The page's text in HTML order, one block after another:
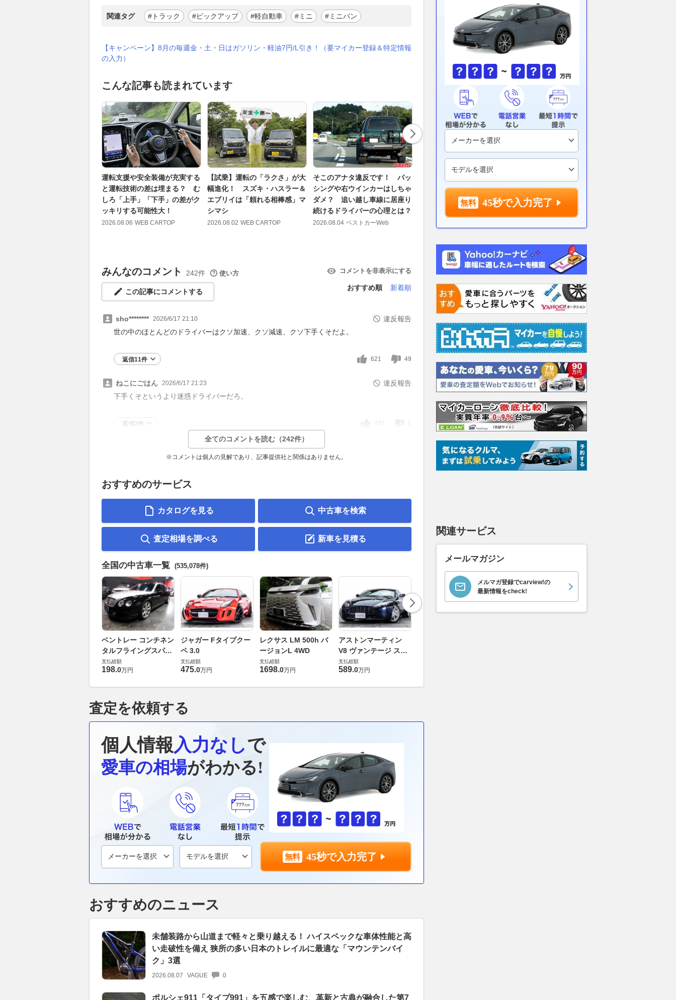
関連タグ #トラック #ピックアップ #軽自動車 #ミニ #ミニバン
【キャンペーン】8月の毎週金・土・日はガソリン・軽油7円/L引き！（要マイカー登録＆特定情報
の入力）
こんな記事も読まれています
運転支援や安全装備が充実する
と運転技術の差は埋まる？ む
しろ「上手」「下手」の差がク
ッキリする可能性大！
2026.08.06 WEB CARTOP
【試乗】運転の「ラクさ」が大
幅進化！ スズキ・ハスラー＆
エブリイは「頼れる相棒感」マ
シマシ
2026.08.02 WEB CARTOP
そこのアナタ違反です！ パッ
シングや右ウインカーはしちゃ
ダメ？ 追い越し車線に居座り
続けるドライバーの心理とは？
2026.08.04 ベストカーWeb
ン!! “知らなった”じゃすまさ
れない!? 違反は「青切符」の
ァーストカー化した軽自動
車！ 最新ターボ＆EVモデル
みんなのコメント 242件 使い方 コメントを非表示にする
この記事にコメントする
おすすめ順 新着順
sho******** 2026/6/17 21:10
違反報告
世の中のほとんどのドライバーはクソ加速、クソ減速、クソ下手くそだよ。
返信11件 621 49
ねこにごはん 2026/6/17 21:23
違反報告
下手くそというより迷惑ドライバーだろ。
返信2件 487
全てのコメントを読む（242件）
※コメントは個人の見解であり、記事提供社と関係はありません。
おすすめのサービス
カタログを見る 中古車を検索
査定相場を調べる 新車を見積る
全国の中古車一覧 (535,078件)
ベントレー コンチネン
タルフライングスパー
6.0 4WD
支払総額
198.0万円
ジャガー Fタイプクー
ペ 3.0
支払総額
475.0万円
レクサス LM 500h バ
ージョンL 4WD
支払総額
1698.0万円
アストンマーティン
V8 ヴァンテージ スポ
ーツシフト
支払総額
589.0万円
査定を依頼する
個人情報入力なしで
愛車の相場がわかる!
45秒で入力完了
おすすめのニュース
未舗装路から山道まで軽々と乗り越える！ ハイスペックな車体性能と高
い走破性を備え 狭所の多い日本のトレイルに最適な「マウンテンバイ
ク」3選
2026.08.07 VAGUE 0
ポルシェ911「タイプ991」を五感で楽しむ、革新と古典が融合した第7
45秒で入力完了
関連サービス
メールマガジン
メルマガ登録でcarview!の
最新情報をcheck!